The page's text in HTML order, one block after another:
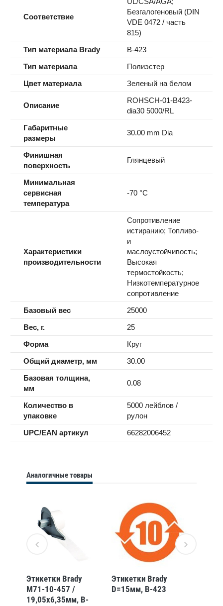
Соответствие
Безгалогеновый (DIN
VDE 0472 / часть
815)
Тип материала Brady
B-423
Тип материала
Полиэстер
Цвет материала
Зеленый на белом
Описание
ROHSCH-01-B423-
dia30 5000/RL
Габаритные
размеры
30.00 mm Dia
Финишная
поверхность
Глянцевый
Минимальная
сервисная
температура
-70 °C
Характеристики
производительности
Сопротивление
истиранию; Топливо-
и
маслоустойчивость;
Высокая
термостойкость;
Низкотемпературное
сопротивление
Базовый вес
25000
Вес, г.
25
Форма
Круг
Общий диаметр, мм
30.00
Базовая толщина,
мм
0.08
Количество в
упаковке
5000 лейблов /
рулон
UPC/EAN артикул
66282006452
Аналогичные товары
Этикетки Brady
M71-10-457 /
19,05x6,35мм, B-
Этикетки Brady
D=15мм, B-423